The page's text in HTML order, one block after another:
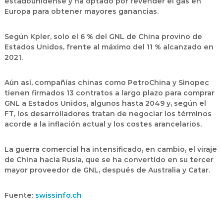
Europa para obtener mayores ganancias.
Según Kpler, solo el 6 % del GNL de China provino de
Estados Unidos, frente al máximo del 11 % alcanzado en
2021.
Aún así, compañías chinas como PetroChina y Sinopec
tienen firmados 13 contratos a largo plazo para comprar
GNL a Estados Unidos, algunos hasta 2049 y, según el
FT, los desarrolladores tratan de negociar los términos
acorde a la inflación actual y los costes arancelarios.
La guerra comercial ha intensificado, en cambio, el viraje
de China hacia Rusia, que se ha convertido en su tercer
mayor proveedor de GNL, después de Australia y Catar.
Fuente: swissinfo.ch